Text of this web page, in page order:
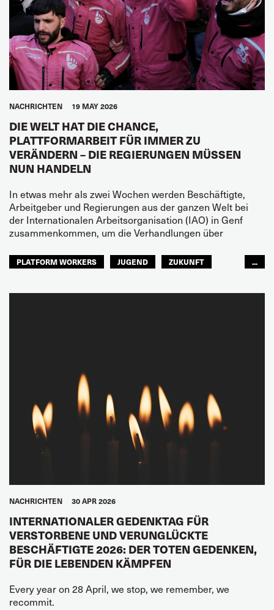
NACHRICHTEN 19 MAY 2026
DIE WELT HAT DIE CHANCE,
PLATTFORMARBEIT FÜR IMMER ZU
VERÄNDERN – DIE REGIERUNGEN MÜSSEN
NUN HANDELN
In etwas mehr als zwei Wochen werden Beschäftigte,
Arbeitgeber und Regierungen aus der ganzen Welt bei
der Internationalen Arbeitsorganisation (IAO) in Genf
zusammenkommen, um die Verhandlungen über
PLATFORM WORKERS JUGEND
ZUKUNFT
...
NACHRICHTEN 30 APR 2026
INTERNATIONALER GEDENKTAG FÜR
VERSTORBENE UND VERUNGLÜCKTE
BESCHÄFTIGTE 2026: DER TOTEN GEDENKEN,
FÜR DIE LEBENDEN KÄMPFEN
Every year on 28 April, we stop, we remember, we
recommit.